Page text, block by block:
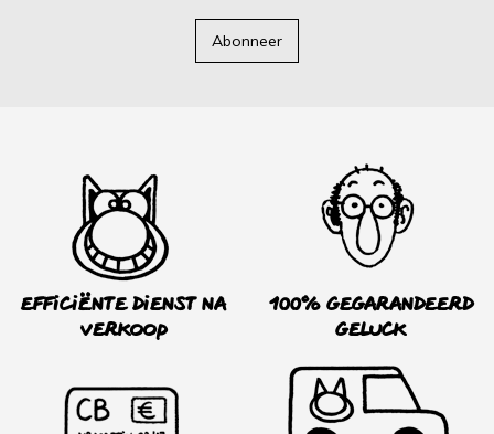
Abonneer
Efficiënte dienst na
verkoop
100% Gegarandeerd
Geluck